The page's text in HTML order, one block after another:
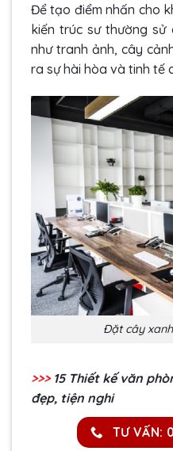
Để tạo điểm nhấn cho
kiến trúc sư thường
như tranh ảnh, cây
ra sự hài hòa và tinh tế
Đặt cây
>>> 15 Thiết kế văn
đẹp, tiện nghi
TƯ VẤN: